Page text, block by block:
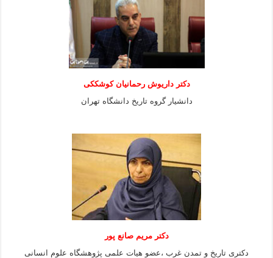
دکتر داریوش رحمانیان کوشککی
دانشیار گروه تاریخ دانشگاه تهران
دکتر مریم صانع پور
دکتری تاریخ و تمدن غرب ،عضو هیات علمی پژوهشگاه علوم انسانی